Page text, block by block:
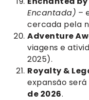
Encantada) –
cercada pela
Adventure
viagens e
2025).
Royalty &
expansão
de 2026.